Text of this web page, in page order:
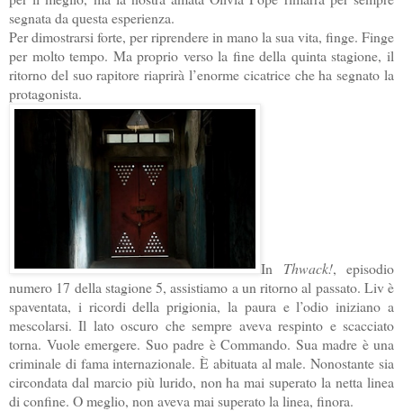
segnata da questa esperienza.
Per dimostrarsi forte, per riprendere in mano la sua vita, finge. Finge
per molto tempo. Ma proprio verso la fine della quinta stagione, il
ritorno del suo rapitore riaprirà l’enorme cicatrice che ha segnato la
protagonista.
In Thwack!, episodio
numero 17 della stagione 5, assistiamo a un ritorno al passato. Liv è
spaventata, i ricordi della prigionia, la paura e l’odio iniziano a
mescolarsi. Il lato oscuro che sempre aveva respinto e scacciato
torna. Vuole emergere. Suo padre è Commando. Sua madre è una
criminale di fama internazionale. È abituata al male. Nonostante sia
circondata dal marcio più lurido, non ha mai superato la netta linea
di confine. O meglio, non aveva mai superato la linea, finora.